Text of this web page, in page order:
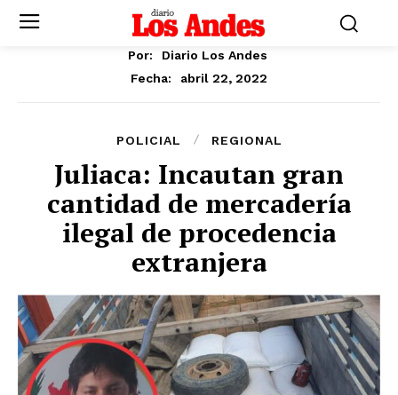
Por:
Diario Los Andes
Fecha:
abril 22, 2022
POLICIAL REGIONAL
Juliaca: Incautan gran
cantidad de mercadería
ilegal de procedencia
extranjera